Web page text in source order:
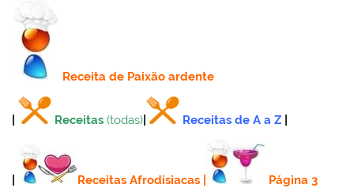
Receitade Paixão ardente
Receitas (todas) Receitas de A a Z
Receitas Afrodisiacas
Página 3